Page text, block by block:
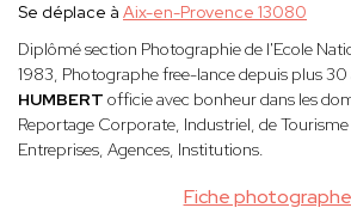
Fiche photographe
Se déplace à Aix-en-Provence 13080
Diplômé section Photographie de l'Ecole
1983, Photographe free-lance depuis plus 30
HUMBERT officie avec bonheur dans les
Reportage Corporate, Industriel, de
Entreprises, Agences, Institutions.